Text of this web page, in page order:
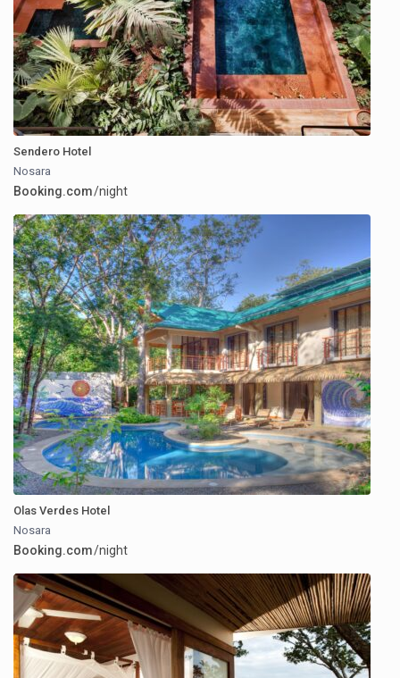
Sendero Hotel
Nosara
Booking.com/night
Olas Verdes Hotel
Nosara
Booking.com/night